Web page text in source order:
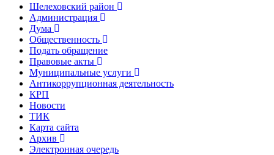
Шелеховский район
Администрация
Дума
Общественность
Подать обращение
Правовые акты
Муниципальные услуги
Антикоррупционная деятельность
КРП
Новости
ТИК
Карта сайта
Архив
Электронная очередь